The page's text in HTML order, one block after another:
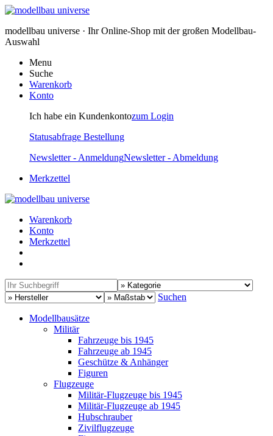
modellbau universe · Ihr Online-Shop mit der großen Modellbau-
Auswahl
Menu
Suche
Warenkorb
Konto
Ich habe ein Kundenkontozum Login
Statusabfrage Bestellung
Newsletter - AnmeldungNewsletter - Abmeldung
Merkzettel
Warenkorb
Konto
Merkzettel
Suchen
Modellbausätze
Militär
Fahrzeuge bis 1945
Fahrzeuge ab 1945
Geschütze & Anhänger
Figuren
Flugzeuge
Militär-Flugzeuge bis 1945
Militär-Flugzeuge ab 1945
Hubschrauber
Zivilflugzeuge